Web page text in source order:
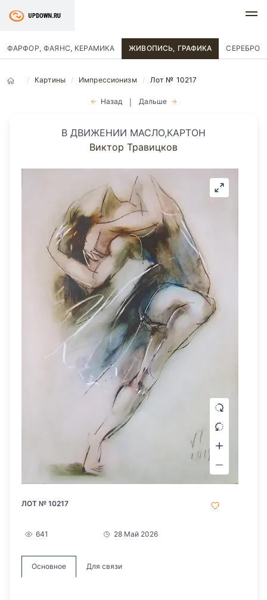
ФАРФОР, ФАЯНС, КЕРАМИКА ЖИВОПИСЬ, ГРАФИКА СЕРЕБРО
Картины Импрессионизм Лот № 10217
Назад Дальше
В ДВИЖЕНИИ МАСЛО,КАРТОН
Виктор Травицков
ЛОТ № 10217
641 28 Май 2026
Основное Для связи